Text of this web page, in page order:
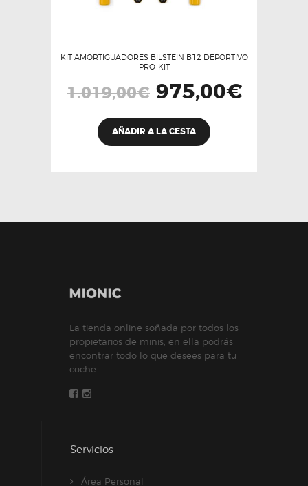
KIT AMORTIGUADORES BILSTEIN B12 DEPORTIVO
PRO-KIT
1.019,00€
El
precio
era:
1.019,00€.
975,00€El
precio
AÑADIR A LA CESTA
La tienda online soñada por todos los
propietarios de minis, en ella podrás
encontrar todo lo que desees para tu
coche.
Servicios
Área Personal